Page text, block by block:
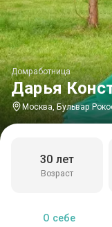
Дарья
Домработница
Москва, Бульвар
Возраст
30 лет
О себе